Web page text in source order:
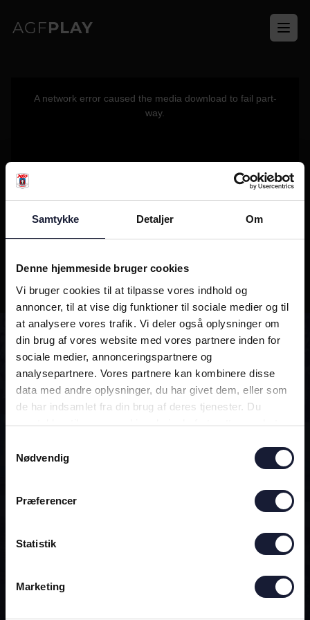
Samtykke Detaljer Om
Denne hjemmeside bruger cookies
Vi bruger cookies til at tilpasse vores indhold og
annoncer, til at vise dig funktioner til sociale medier og til
at analysere vores trafik. Vi deler også oplysninger om
din brug af vores website med vores partnere inden for
sociale medier, annonceringspartnere og
analysepartnere. Vores partnere kan kombinere disse
data med andre oplysninger, du har givet dem, eller som
de har indsamlet fra din brug af deres tjenester. Du
samtykker til vores cookies, hvis du fortsætter med at
Nødvendig
Præferencer
Statistik
Marketing
A network error caused the media download to fail part-
way.
ALTID MED!
DEN OFFICIELLE AGF-APP